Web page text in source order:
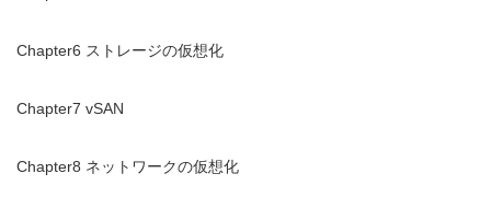
Chapter6 ストレージの仮想化
Chapter7 vSAN
Chapter8 ネットワークの仮想化